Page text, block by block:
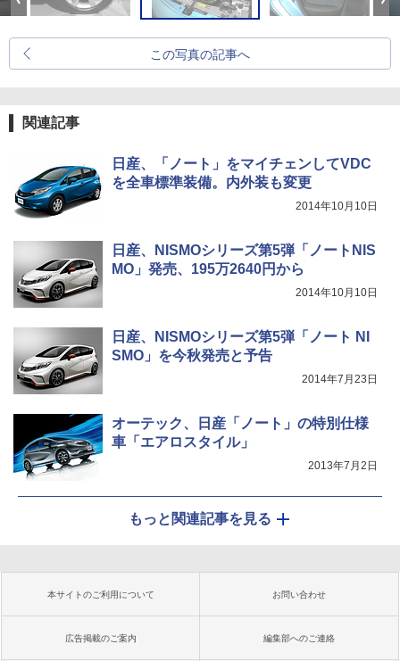
この写真の記事へ
関連記事
日産、「ノート」をマイチェンしてVDC
を全車標準装備。内外装も変更
2014年10月10日
日産、NISMOシリーズ第5弾「ノートNIS
MO」発売、195万2640円から
2014年10月10日
日産、NISMOシリーズ第5弾「ノート NI
SMO」を今秋発売と予告
2014年7月23日
オーテック、日産「ノート」の特別仕様
車「エアロスタイル」
2013年7月2日
もっと関連記事を見る
本サイトのご利用について お問い合わせ
広告掲載のご案内 編集部へのご連絡